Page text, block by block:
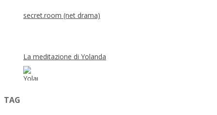
secret.room (net drama)
La meditazione di Yolanda
TAG